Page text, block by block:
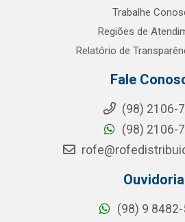
Trabalhe
Regiões de
Relatório de
Fale
(98) 2106-
(98) 2106-
Ouvidoria
(98) 9